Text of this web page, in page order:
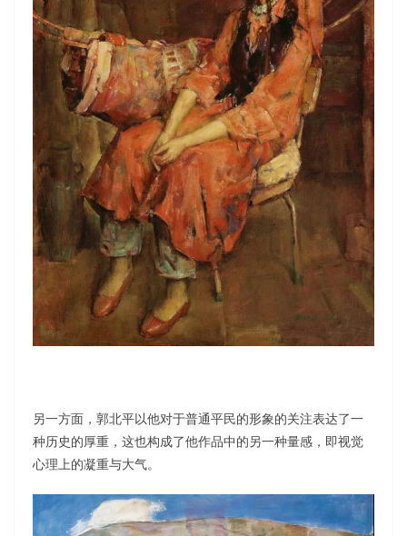
另一方面，郭北平以他对于普通平民的形象的关注表达了一
种历史的厚重，这也构成了他作品中的另一种量感，即视觉
心理上的凝重与大气。